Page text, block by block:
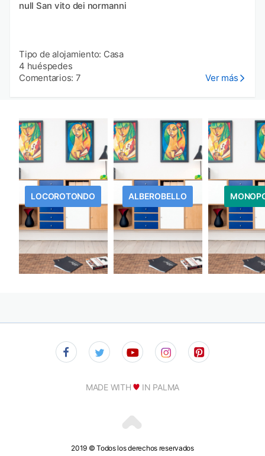
null San vito dei normanni
Tipo de alojamiento: Casa
4 huéspedes
Comentarios: 7
Ver más
LOCOROTONDO ALBEROBELLO
2019 © Todos los derechos reservados
MADE WITH IN PALMA